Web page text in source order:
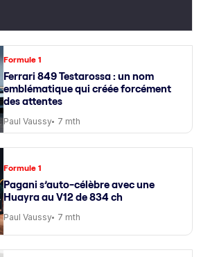
Formule 1
Ferrari 849 Testarossa : un nom
emblématique qui créée forcément
des attentes
Paul Vaussy 7 mth
Formule 1
Pagani s’auto-célèbre avec une
Huayra au V12 de 834 ch
Paul Vaussy 7 mth